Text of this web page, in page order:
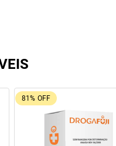
81% OFF